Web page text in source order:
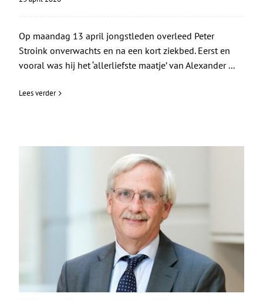
Op maandag 13 april jongstleden overleed Peter
Stroink onverwachts en na een kort ziekbed. Eerst en
vooral was hij het ‘allerliefste maatje’ van Alexander ...
Lees verder